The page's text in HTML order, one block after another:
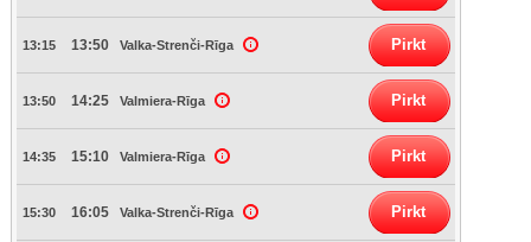
13:15 13:50 Valka-Strenči-Rīga Pirkt
13:50 14:25 Valmiera-Rīga Pirkt
14:35 15:10 Valmiera-Rīga Pirkt
15:30 16:05 Valka-Strenči-Rīga Pirkt